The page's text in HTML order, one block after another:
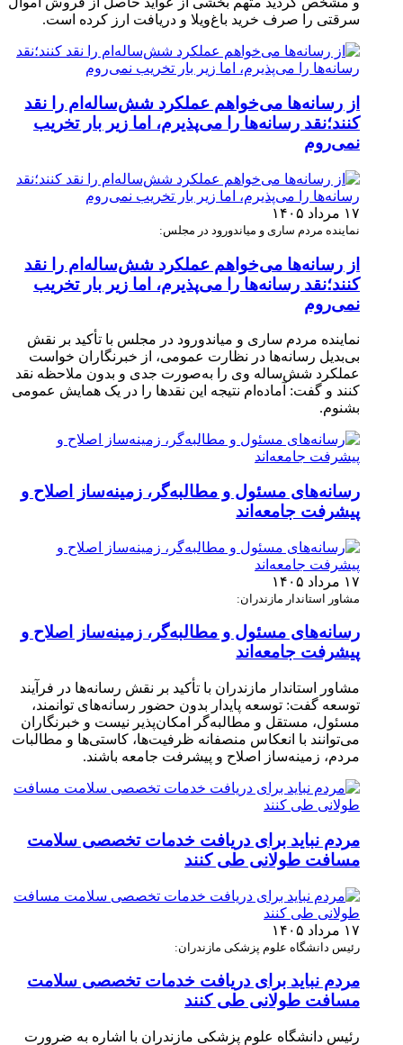
سرقتی را صرف خرید باغ‌ویلا و دریافت ارز کرده است.
از رسانه‌ها می‌خواهم عملکرد شش‌ساله‌ام را نقد
کنند؛نقد رسانه‌ها را می‌پذیرم، اما زیر بار تخریب
نمی‌روم
۱۷ مرداد ۱۴۰۵
نماینده مردم ساری و میاندورود در مجلس:
از رسانه‌ها می‌خواهم عملکرد شش‌ساله‌ام را نقد
کنند؛نقد رسانه‌ها را می‌پذیرم، اما زیر بار تخریب
نمی‌روم
نماینده مردم ساری و میاندورود در مجلس با تأکید بر نقش
بی‌بدیل رسانه‌ها در نظارت عمومی، از خبرنگاران خواست
عملکرد شش‌ساله وی را به‌صورت جدی و بدون ملاحظه نقد
کنند و گفت: آماده‌ام نتیجه این نقدها را در یک همایش عمومی
بشنوم.
رسانه‌های مسئول و مطالبه‌گر، زمینه‌ساز اصلاح و
پیشرفت جامعه‌اند
۱۷ مرداد ۱۴۰۵
مشاور استاندار مازندران:
رسانه‌های مسئول و مطالبه‌گر، زمینه‌ساز اصلاح و
پیشرفت جامعه‌اند
مشاور استاندار مازندران با تأکید بر نقش رسانه‌ها در فرآیند
توسعه گفت: توسعه پایدار بدون حضور رسانه‌های توانمند،
مسئول، مستقل و مطالبه‌گر امکان‌پذیر نیست و خبرنگاران
می‌توانند با انعکاس منصفانه ظرفیت‌ها، کاستی‌ها و مطالبات
مردم، زمینه‌ساز اصلاح و پیشرفت جامعه باشند.
مردم نباید برای دریافت خدمات تخصصی سلامت
مسافت طولانی طی کنند
۱۷ مرداد ۱۴۰۵
رئیس دانشگاه علوم پزشکی مازندران:
مردم نباید برای دریافت خدمات تخصصی سلامت
مسافت طولانی طی کنند
رئیس دانشگاه علوم پزشکی مازندران با اشاره به ضرورت